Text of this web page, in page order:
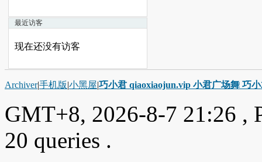
最近访客
现在还没有访客
Archiver|手机版|小黑屋|巧小君 qiaoxiaojun.vip 小君广场舞 巧
GMT+8, 2026-8-7 21:26 ,
20 queries .